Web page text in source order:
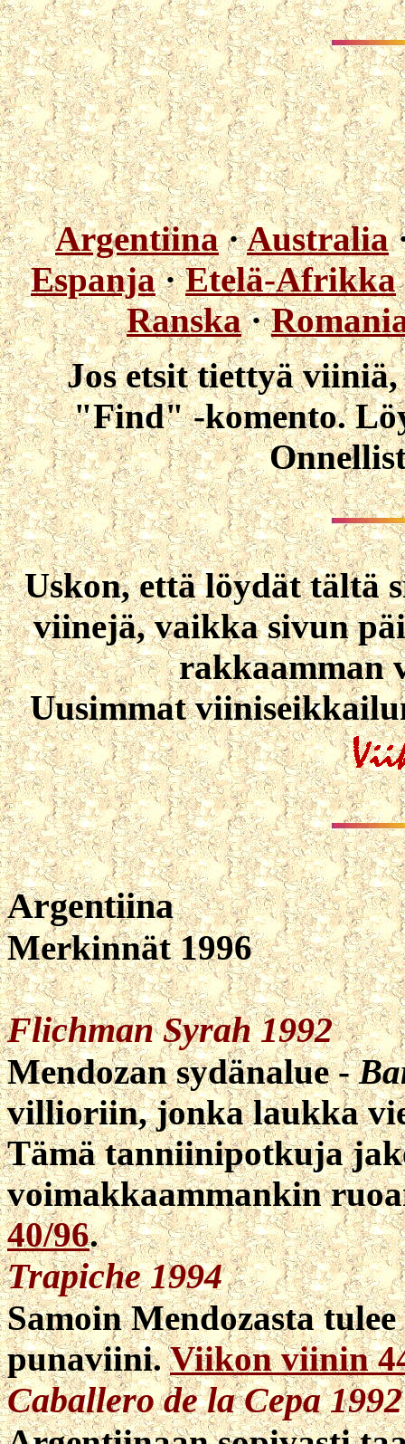
Argentiina·Australia
Espanja·Etelä-Afrikka
Ranska·
Jos etsit tiettyä viiniä,
"Find" -komento.
Uskon, että löydät tältä
viinejä, vaikka sivun
rakkaamman
Uusimmat
Argentiina
Merkinnät 1996
Flichman Syrah 1992
Mendozan sydänalue -
villioriin, jonka laukka
Tämä tanniinipotkuja
voimakkaammankin
40/96.
Trapiche 1994
Samoin Mendozasta
punaviini.Viikon viinin
Caballero de la Cepa 1992